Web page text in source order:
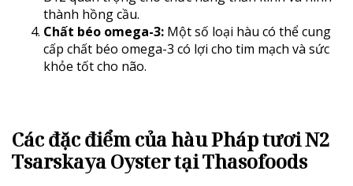
thành hồng cầu.
Chất béo omega-3: Một số loại hàu có thể cung
cấp chất béo omega-3 có lợi cho tim mạch và sức
khỏe tốt cho não.
Các đặc điểm của hàu Pháp tươi N2
Tsarskaya Oyster tại Thasofoods